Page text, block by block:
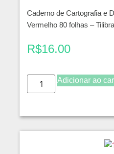
Caderno de Cartografia e
Vermelho 80 folhas – Tilibra
R$16.00
Adicionar ao